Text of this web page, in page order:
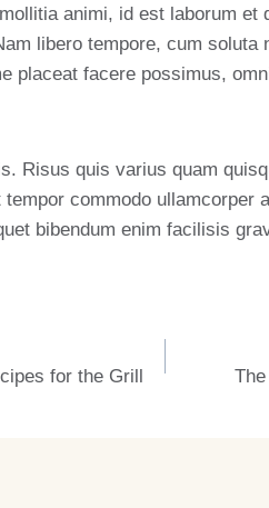
animi, id est laborum et
libero tempore, cum soluta
placeat facere possimus,
Risus quis varius quam
commodo ullamcorper
bibendum enim facilisis
for the Grill